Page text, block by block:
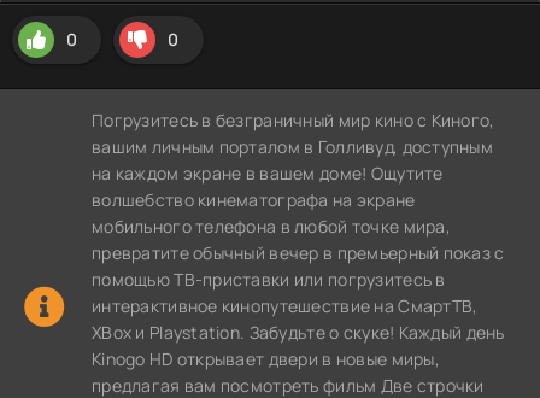
0 0
Погрузитесь в безграничный мир кино с Киного,
вашим личным порталом в Голливуд, доступным
на каждом экране в вашем доме! Ощутите
волшебство кинематографа на экране
мобильного телефона в любой точке мира,
превратите обычный вечер в премьерный показ с
помощью ТВ-приставки или погрузитесь в
интерактивное кинопутешествие на СмартТВ,
XBox и Playstation. Забудьте о скуке! Каждый день
Kinogo HD открывает двери в новые миры,
предлагая вам посмотреть фильм Две строчки